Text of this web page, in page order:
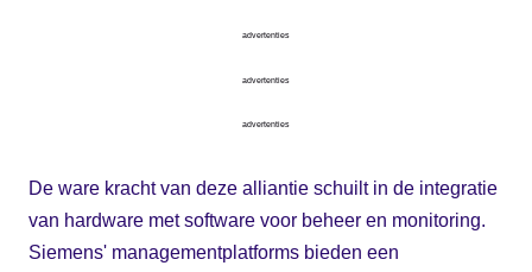
advertenties
advertenties
advertenties
De ware kracht van deze alliantie schuilt in de integratie
van hardware met software voor beheer en monitoring.
Siemens' managementplatforms bieden een